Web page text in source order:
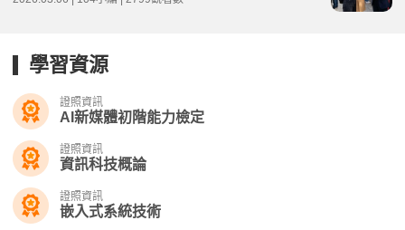
學習資源
證照資訊
AI新媒體初階能力檢定
證照資訊
資訊科技概論
證照資訊
嵌入式系統技術